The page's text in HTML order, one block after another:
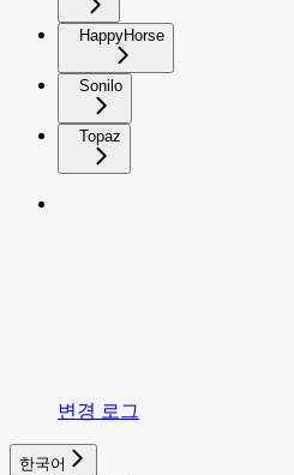
HappyHorse
Sonilo
Topaz
변경 로그
한국어